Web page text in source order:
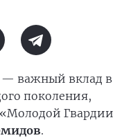
— важный вклад в
поколения,
«Молодой Гвардии
.